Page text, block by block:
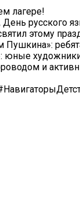
лагере!
День русского
этому
Пушкина»:
юные
и